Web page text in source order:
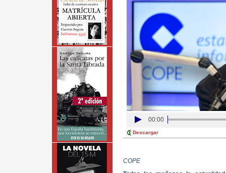
00:00
Descargar
COPE